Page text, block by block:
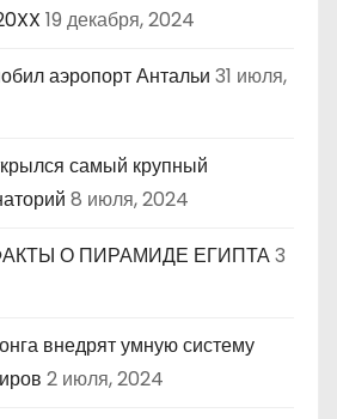
19 декабря, 2024
аэропорт Антальи 31 июля,
самый крупный
8 июля, 2024
О ПИРАМИДЕ ЕГИПТА3
внедрят умную систему
2 июля, 2024